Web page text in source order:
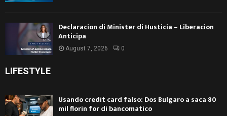
Declaracion di Minister di Husticia – Liberacion
Anticipa
August 7, 2026 0
LIFESTYLE
Usando credit card falso: Dos Bulgaro a saca 80
mil florin for di bancomatico